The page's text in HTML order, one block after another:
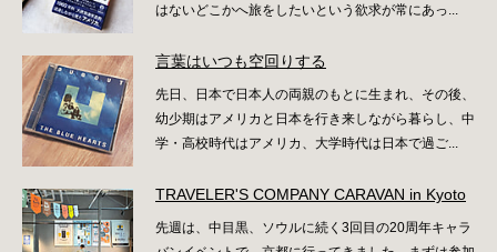
はないどこかへ旅をしたいという欲求が常にあっ...
言葉はいつも空回りする
先日、日本で日本人の両親のもとに生まれ、その後、
幼少期はアメリカと日本を行き来しながら暮らし、中
学・高校時代はアメリカ、大学時代は日本で過ご...
TRAVELER'S COMPANY CARAVAN in Kyoto
先週は、中目黒、ソウルに続く3回目の20周年キャラ